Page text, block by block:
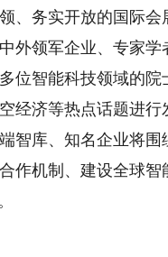
、务实开放的国际会
领军企业、专家学
位智能科技领域的
经济等热点话题进行
库、知名企业将围
作机制、建设全球